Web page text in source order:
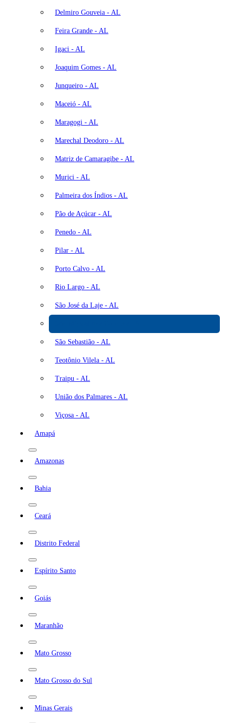
Delmiro Gouveia - AL
Feira Grande - AL
Igaci - AL
Joaquim Gomes - AL
Junqueiro - AL
Maceió - AL
Maragogi - AL
Marechal Deodoro - AL
Matriz de Camaragibe - AL
Murici - AL
Palmeira dos Índios - AL
Pão de Açúcar - AL
Penedo - AL
Pilar - AL
Porto Calvo - AL
Rio Largo - AL
São José da Laje - AL
São Sebastião - AL
Teotônio Vilela - AL
Traipu - AL
União dos Palmares - AL
Viçosa - AL
Amapá
Amazonas
Bahia
Ceará
Distrito Federal
Espírito Santo
Goiás
Maranhão
Mato Grosso
Mato Grosso do Sul
Minas Gerais